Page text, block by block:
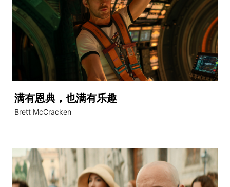
满有恩典，也满有乐趣
Brett McCracken